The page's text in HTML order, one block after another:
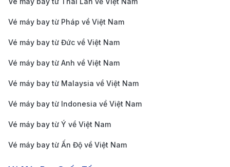
International Airport - KUL) là sân bay lớn nhất của
Malaysia và là một trong những trung tâm hàng không
lớn nhất khu vực Đông Nam Á. Sân bay KUL cách
trung tâm thành phố khoảng 45km về phía Nam và
chuyến bay quốc tế và nội địa của các hãng hàng
không truyền thống, và KLIA2 dành cho các chuyến
bay giá rẻ. Sân bay này nổi bật với các tiện ích hiện
Vé máy bay từ Pháp về Việt Nam
Vé máy bay từ Đức về Việt Nam
Vé máy bay từ Anh về Việt Nam
Vé máy bay từ Malaysia về Việt Nam
Vé máy bay từ Indonesia về Việt Nam
Vé máy bay từ Ý về Việt Nam
Vé máy bay từ Ấn Độ về Việt Nam